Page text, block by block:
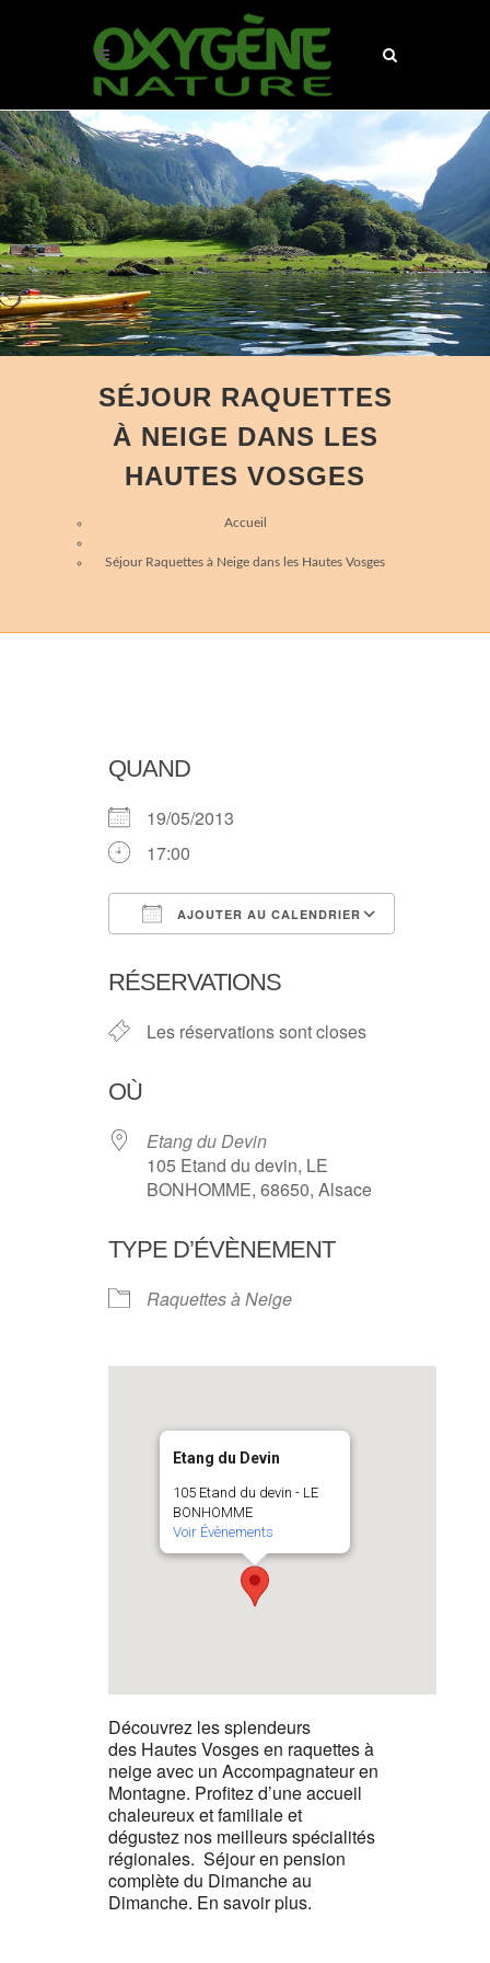
SÉJOUR RAQUETTES
À NEIGE DANS LES
HAUTES VOSGES
Accueil
Séjour Raquettes à Neige dans les Hautes Vosges
QUAND
19/05/2013
17:00
AJOUTER AU CALENDRIER
RÉSERVATIONS
Les réservations sont closes
OÙ
Etang du Devin
105 Etand du devin, LE
BONHOMME, 68650, Alsace
TYPE D’ÉVÈNEMENT
Raquettes à Neige
Etang du Devin
105 Etand du devin - LE
BONHOMME
Voir Évènements
Découvrez les splendeurs
des Hautes Vosges en raquettes à
neige avec un Accompagnateur en
Montagne. Profitez d’une accueil
chaleureux et familiale et
dégustez nos meilleurs spécialités
régionales. Séjour en pension
complète du Dimanche au
Dimanche. En savoir plus.